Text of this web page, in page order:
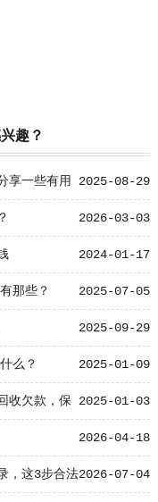
趣？
2025-08-29
享一些有用
2026-03-03
2024-01-17
2025-07-05
那些？
2025-09-29
2025-01-09
么？
2025-01-03
收欠款，保
2026-04-18
2026-07-04
，这3步合法